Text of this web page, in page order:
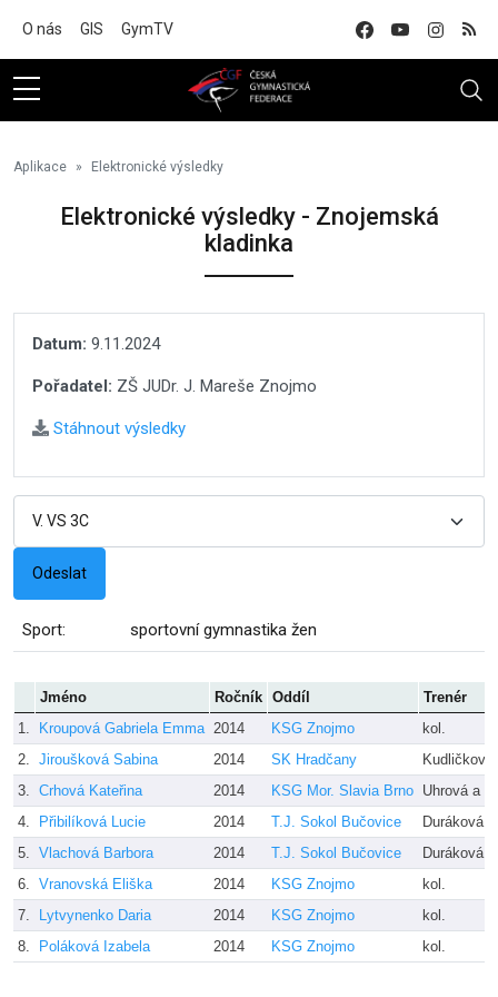
O nás GIS GymTV
Aplikace Elektronické výsledky
Elektronické výsledky - Znojemská
kladinka
Datum: 9.11.2024
Pořadatel: ZŠ JUDr. J. Mareše Znojmo
Stáhnout výsledky
Sport: sportovní gymnastika žen
Jméno Ročník Oddíl
Trenér
1.
Kroupová Gabriela Emma 2014 KSG Znojmo
kol.
2. Jiroušková Sabina 2014 SK Hradčany
Kudličková
3. Crhová Kateřina 2014 KSG Mor. Slavia Brno Uhrová a
4.
Přibilíková Lucie 2014 T.J. Sokol Bučovice
Duráková
5. Vlachová Barbora 2014 T.J. Sokol Bučovice
Duráková
6. Vranovská Eliška 2014 KSG Znojmo
kol.
7.
Lytvynenko Daria 2014 KSG Znojmo
kol.
8.
Poláková Izabela 2014 KSG Znojmo kol.